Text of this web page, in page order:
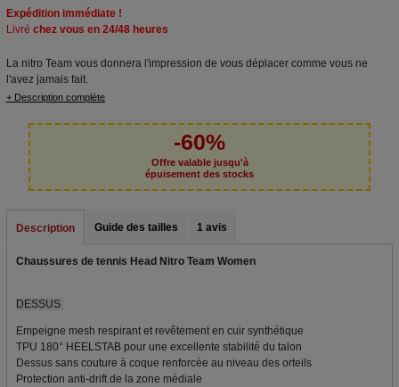
Expédition immédiate !
Livré chez vous en 24/48 heures
La nitro Team vous donnera l'impression de vous déplacer comme vous ne
l'avez jamais fait.
+ Description complète
-60%
Offre valable jusqu'à
épuisement des stocks
Description Guide des tailles 1 avis
Chaussures de tennis Head Nitro Team Women
DESSUS
Empeigne mesh respirant et revêtement en cuir synthétique
TPU 180° HEELSTAB pour une excellente stabilité du talon
Dessus sans couture à coque renforcée au niveau des orteils
Protection anti-drift de la zone médiale